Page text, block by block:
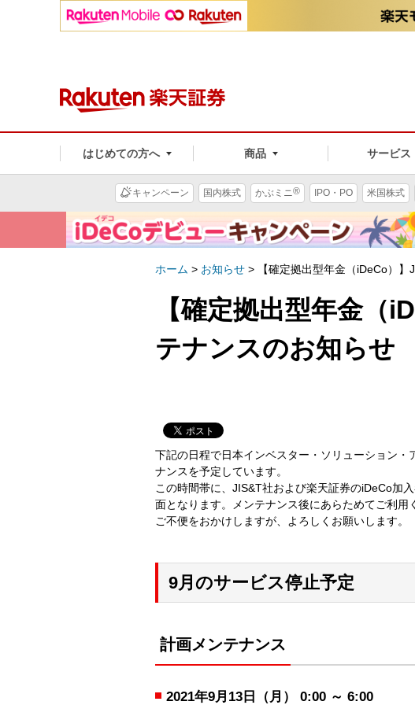
はじめての方へ 商品 サービス
キャンペーン 国内株式 かぶミニ® IPO・PO 米国株式
ホーム > お知らせ > 【確定拠出型年金（iDeCo）
【確定拠出型年金（
テナンスのお知らせ
下記の日程で日本インベスター・ソリューション
ナンスを予定しています。
この時間帯に、JIS&T社および楽天証券のiDeCo加
面となります。メンテナンス後にあらためてご利用
ご不便をおかけしますが、よろしくお願いします。
9月のサービス停止予定
計画メンテナンス
2021年9月13日（月） 0:00 ～ 6:00